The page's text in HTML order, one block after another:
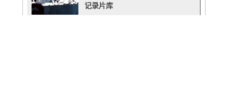
记录片库